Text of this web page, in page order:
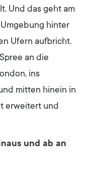
Und das geht am
hinter
Ufern aufbricht.
an die
ins
mitten hinein in
erweitert und
und ab an